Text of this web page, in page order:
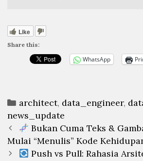
Like
Share this:
WhatsApp
Categories
architect, data_engineer,
news_update
Post
navigation
Bukan Cuma Teks &
Mulai “Menulis” Kode
Push vs Pull: Rahasia